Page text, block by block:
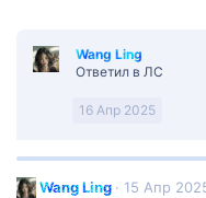
Wang Ling
Ответил в ЛС
16 Апр 2025
Wang Ling 15 Апр